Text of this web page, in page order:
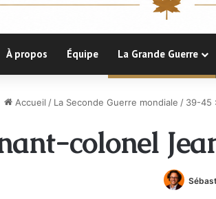
À propos Équipe La Grande Guerre
Accueil / La Seconde Guerre mondiale / 39-45
colonel